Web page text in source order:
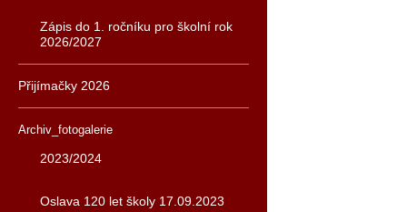
Zápis do 1. ročníku pro školní rok
2026/2027
Přijímačky 2026
Archiv_fotogalerie
2023/2024
Oslava 120 let školy 17.09.2023